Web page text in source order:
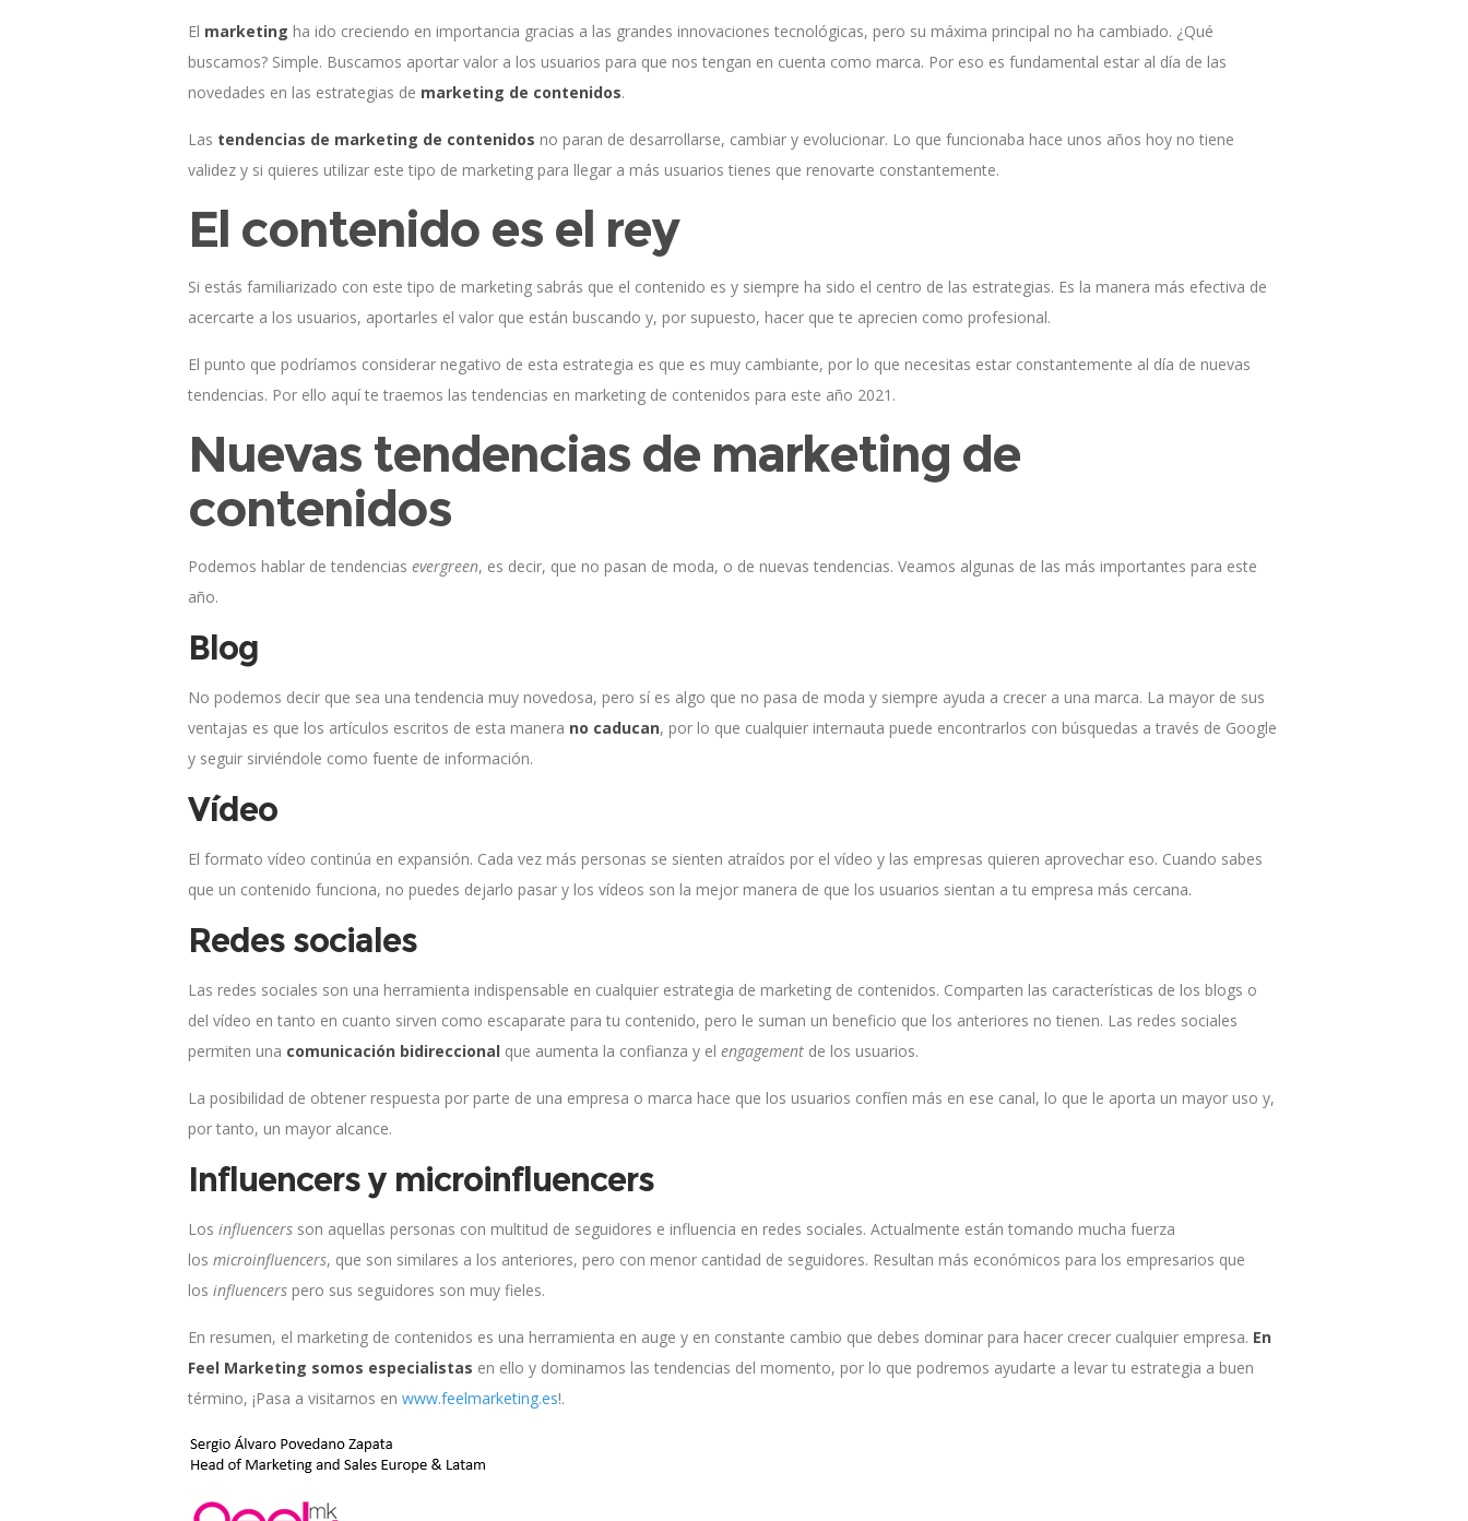
El marketing ha ido creciendo en importancia gracias a las grandes innovaciones tecnológicas, pero su máxima principal no ha cambiado. ¿Qué
buscamos? Simple. Buscamos aportar valor a los usuarios para que nos tengan en cuenta como marca. Por eso es fundamental estar al día de las
novedades en las estrategias de marketing de contenidos.
Las tendencias de marketing de contenidos no paran de desarrollarse, cambiar y evolucionar. Lo que funcionaba hace unos años hoy no tiene
validez y si quieres utilizar este tipo de marketing para llegar a más usuarios tienes que renovarte constantemente.
El contenido es el rey
Si estás familiarizado con este tipo de marketing sabrás que el contenido es y siempre ha sido el centro de las estrategias. Es la manera más efectiva de
acercarte a los usuarios, aportarles el valor que están buscando y, por supuesto, hacer que te aprecien como profesional.
El punto que podríamos considerar negativo de esta estrategia es que es muy cambiante, por lo que necesitas estar constantemente al día de nuevas
tendencias. Por ello aquí te traemos las tendencias en marketing de contenidos para este año 2021.
Nuevas tendencias de marketing de
contenidos
Podemos hablar de tendencias evergreen, es decir, que no pasan de moda, o de nuevas tendencias. Veamos algunas de las más importantes para este
año.
Blog
No podemos decir que sea una tendencia muy novedosa, pero sí es algo que no pasa de moda y siempre ayuda a crecer a una marca. La mayor de sus
ventajas es que los artículos escritos de esta manera no caducan, por lo que cualquier internauta puede encontrarlos con búsquedas a través de Google
y seguir sirviéndole como fuente de información.
Vídeo
El formato vídeo continúa en expansión. Cada vez más personas se sienten atraídos por el vídeo y las empresas quieren aprovechar eso. Cuando sabes
que un contenido funciona, no puedes dejarlo pasar y los vídeos son la mejor manera de que los usuarios sientan a tu empresa más cercana.
Redes sociales
Las redes sociales son una herramienta indispensable en cualquier estrategia de marketing de contenidos. Comparten las características de los blogs o
del vídeo en tanto en cuanto sirven como escaparate para tu contenido, pero le suman un beneficio que los anteriores no tienen. Las redes sociales
permiten una comunicación bidireccional que aumenta la confianza y el engagement de los usuarios.
La posibilidad de obtener respuesta por parte de una empresa o marca hace que los usuarios confíen más en ese canal, lo que le aporta un mayor uso y,
por tanto, un mayor alcance.
Influencers y microinfluencers
​Los influencers son aquellas personas con multitud de seguidores e influencia en redes sociales. Actualmente están tomando mucha fuerza
los microinfluencers, que son similares a los anteriores, pero con menor cantidad de seguidores. Resultan más económicos para los empresarios que
los influencers pero sus seguidores son muy fieles.
En resumen, el marketing de contenidos es una herramienta en auge y en constante cambio que debes dominar para hacer crecer cualquier empresa. En
Feel Marketing somos especialistas en ello y dominamos las tendencias del momento, por lo que podremos ayudarte a levar tu estrategia a buen
término, ¡Pasa a visitarnos en www.feelmarketing.es!.